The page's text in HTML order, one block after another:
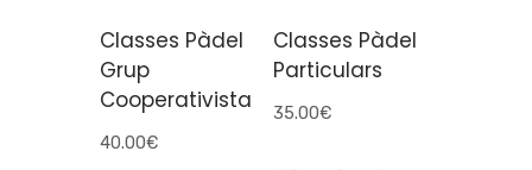
Classes Pàdel
Grup
Cooperativista
40.00€
Classes Pàdel
Particulars
35.00€